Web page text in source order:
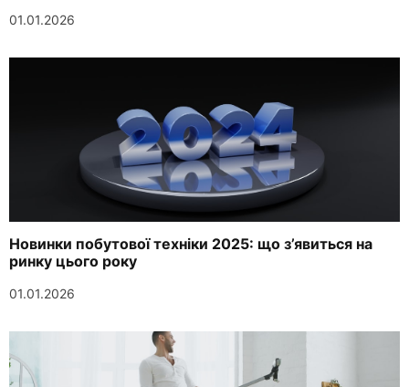
01.01.2026
Новинки побутової техніки 2025: що з’явиться на
ринку цього року
01.01.2026